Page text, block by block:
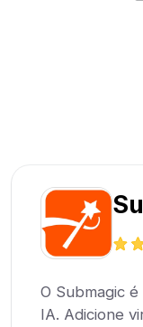
O Submagic
IA. Adicione